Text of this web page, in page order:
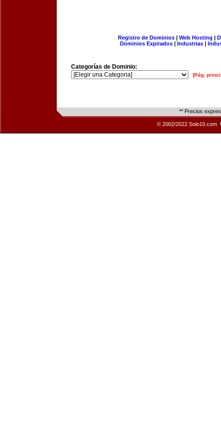
Registro de Dominios| Web Hosting |
Dominios Expirados | Industrias |
Categorías de Dominio:
[Pág.
** Precios
© 2002/2022 Solo10.com